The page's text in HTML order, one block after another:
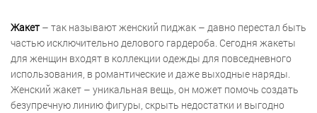
Жакет – так называют женский пиджак – давно перестал быть
частью исключительно делового гардероба. Сегодня жакеты
для женщин входят в коллекции одежды для повседневного
использования, в романтические и даже выходные наряды.
Женский жакет – уникальная вещь, он может помочь создать
безупречную линию фигуры, скрыть недостатки и выгодно